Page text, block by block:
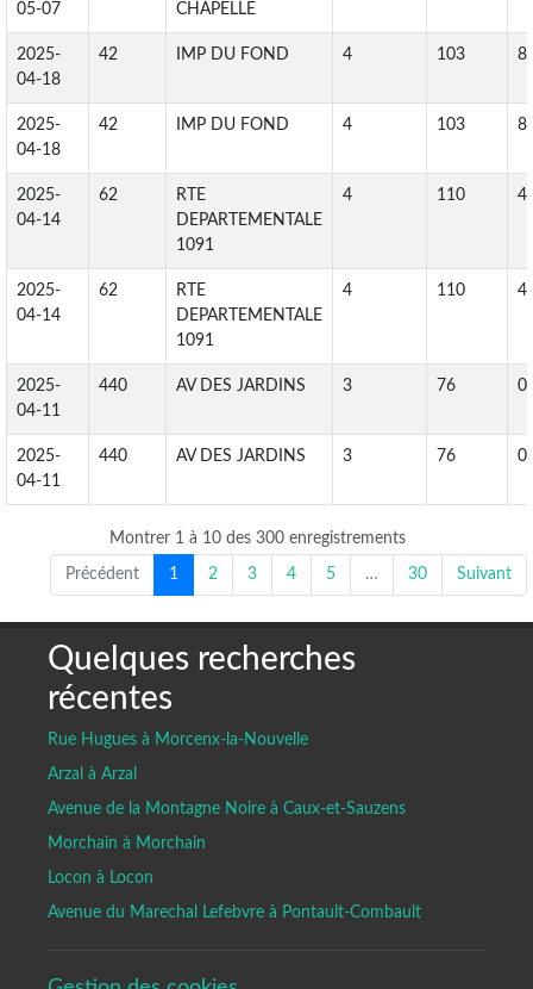
05-07
CHAPELLE
2025-
04-18
42 IMP DU FOND 4 103
2025-
04-18
42 IMP DU FOND 4 103
2025-
04-14
62
RTE
DEPARTEMENTALE
1091
4 110
2025-
04-14
62
RTE
DEPARTEMENTALE
1091
4 110
2025-
04-11
440 AV DES JARDINS 3 76 0
2025-
04-11
440 AV DES JARDINS 3 76 0
Montrer 1 à 10 des 300 enregistrements
Précédent 1 2 3 4 5 … 30 Suivant
Quelques recherches
récentes
Rue Hugues à Morcenx-la-Nouvelle
Arzal à Arzal
Avenue de la Montagne Noire à Caux-et-Sauzens
Morchain à Morchain
Locon à Locon
Avenue du Marechal Lefebvre à Pontault-Combault